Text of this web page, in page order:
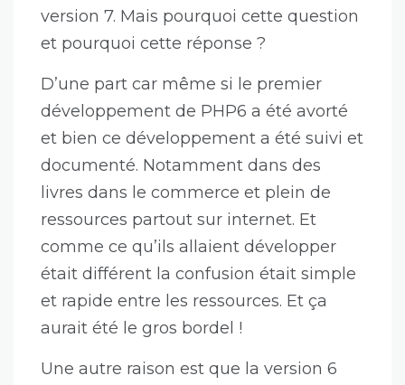
version 7. Mais pourquoi cette question
et pourquoi cette réponse ?
D’une part car même si le premier
développement de PHP6 a été avorté
et bien ce développement a été suivi et
documenté. Notamment dans des
livres dans le commerce et plein de
ressources partout sur internet. Et
comme ce qu’ils allaient développer
était différent la confusion était simple
et rapide entre les ressources. Et ça
aurait été le gros bordel !
Une autre raison est que la version 6